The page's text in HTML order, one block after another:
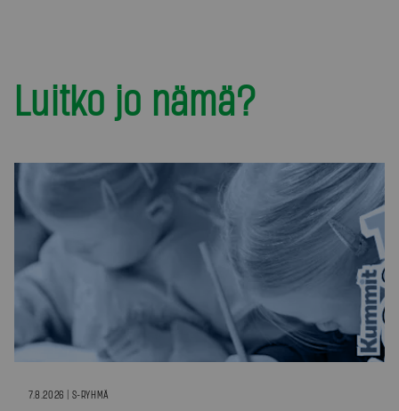
Luitko jo nämä?
7.8.2026 | S-RYHMÄ